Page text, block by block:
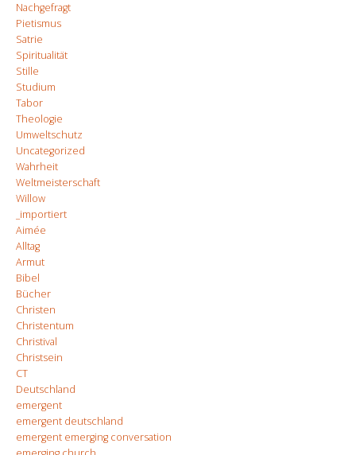
Nachgefragt
Pietismus
Satrie
Spiritualität
Stille
Studium
Tabor
Theologie
Umweltschutz
Uncategorized
Wahrheit
Weltmeisterschaft
Willow
_importiert
Aimée
Alltag
Armut
Bibel
Bücher
Christen
Christentum
Christival
Christsein
CT
Deutschland
emergent
emergent deutschland
emergent emerging conversation